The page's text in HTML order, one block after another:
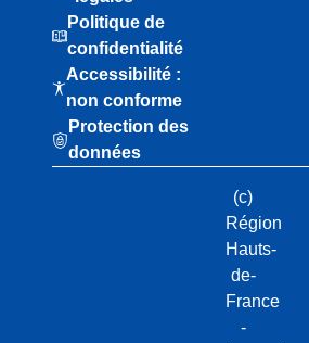
Politique de
confidentialité
Accessibilité :
non conforme
Protection des
données
(c)
Région
Hauts-
de-
France
-